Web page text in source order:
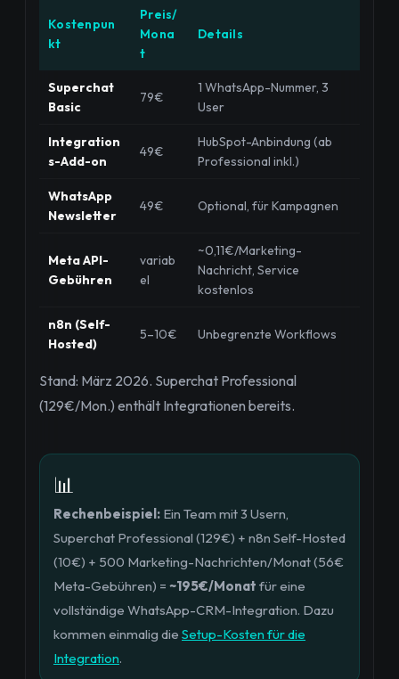
Kostenpun
kt
Preis/
Mona
t
Details
Superchat
Basic
79€
1 WhatsApp-Nummer, 3
User
Integration
s-Add-on
49€
HubSpot-Anbindung (ab
Professional inkl.)
WhatsApp
Newsletter
49€ Optional, für Kampagnen
Meta API-
Gebühren
variab
el
~0,11€/Marketing-
Nachricht, Service
kostenlos
n8n (Self-
Hosted)
5–10€ Unbegrenzte Workflows
Stand: März 2026. Superchat Professional
(129€/Mon.) enthält Integrationen bereits.
📊
Rechenbeispiel: Ein Team mit 3 Usern,
Superchat Professional (129€) + n8n Self-Hosted
(10€) + 500 Marketing-Nachrichten/Monat (56€
Meta-Gebühren) = ~195€/Monat für eine
vollständige WhatsApp-CRM-Integration. Dazu
kommen einmalig die Setup-Kosten für die
Integration.